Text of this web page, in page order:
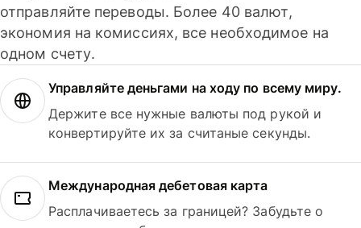
отправляйте переводы. Более 40 валют,
экономия на комиссиях, все необходимое на
одном счету.
Управляйте деньгами на ходу по всему миру.
Держите все нужные валюты под рукой и
конвертируйте их за считаные секунды.
Международная дебетовая карта
Расплачиваетесь за границей? Забудьте о